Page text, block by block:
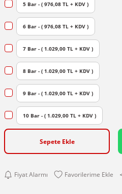
5 Bar - ( 976,08 TL + KDV )
6 Bar - ( 976,08 TL + KDV )
7 Bar - ( 1.029,00 TL + KDV )
8 Bar - ( 1.029,00 TL + KDV )
9 Bar - ( 1.029,00 TL + KDV )
10 Bar - ( 1.029,00 TL + KDV )
Sepete Ekle
Fiyat Alarmı